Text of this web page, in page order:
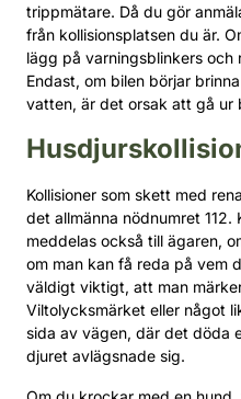
trippmätare. Då du gör
från kollisionsplatsen du är.
lägg på varningsblinkers och
Endast, om bilen börjar
vatten, är det orsak att gå ur
Kollisioner som skett med
det allmänna nödnumret 112.
meddelas också till ägaren,
om man kan få reda på vem
väldigt viktigt, att man
Viltolycksmärket eller något
sida av vägen, där det döda
djuret avlägsnade sig.